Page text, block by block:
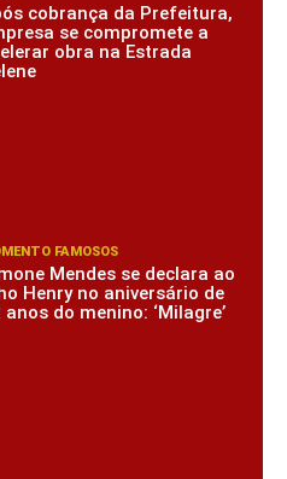
cobrança da Prefeitura,
se compromete a
obra na Estrada
FAMOSOS
Mendes se declara ao
Henry no aniversário de
anos do menino: ‘Milagre’